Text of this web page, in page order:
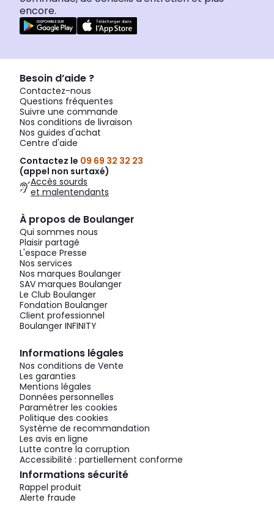
encore.
Besoin d’aide ?
Contactez-nous
Questions fréquentes
Suivre une commande
Nos conditions de livraison
Nos guides d'achat
Centre d'aide
Contactez le 09 69 32 32 23
(appel non surtaxé)
Accès sourds
et malentendants
À propos de Boulanger
Qui sommes nous
Plaisir partagé
L'espace Presse
Nos services
Nos marques Boulanger
SAV marques Boulanger
Le Club Boulanger
Fondation Boulanger
Client professionnel
Boulanger INFINITY
Informations légales
Nos conditions de Vente
Les garanties
Mentions légales
Données personnelles
Paramétrer les cookies
Politique des cookies
Système de recommandation
Les avis en ligne
Lutte contre la corruption
Accessibilité : partiellement conforme
Informations sécurité
Rappel produit
Alerte fraude